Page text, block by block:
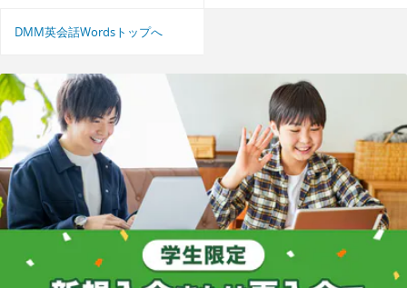
DMM英会話Wordsトップへ